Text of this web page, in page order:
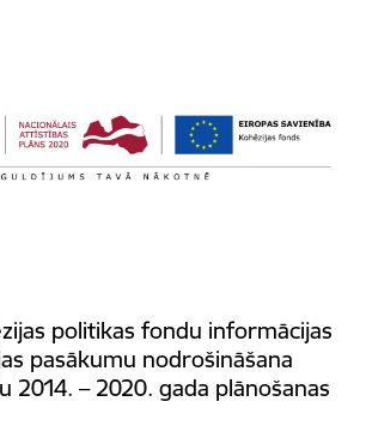
politikas fondu informācijas
pasākumu nodrošināšana
2014. – 2020. gada plānošanas